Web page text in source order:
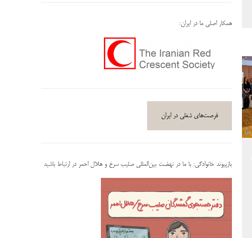
همکار اصلی ما در ایران:
فرصت‌های شغلی در ایران
بازپیوند خانوادگی: با ما در نهضت بین‌المللی صلیب سرخ و هلال احمر در ارتباط باشید